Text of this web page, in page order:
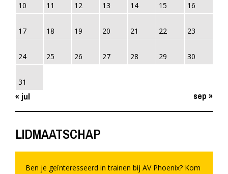
10 11 12 13 14 15 16
17 18 19 20 21 22 23
24 25 26 27 28 29 30
31
« jul sep »
LIDMAATSCHAP
Ben je geïnteresseerd in trainen bij AV Phoenix? Kom